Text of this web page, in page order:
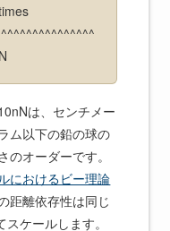
は、センチメー
ム以下の鉛の球の
オーダーです。
におけるビー理論
距離依存性は同じ
ケールします。